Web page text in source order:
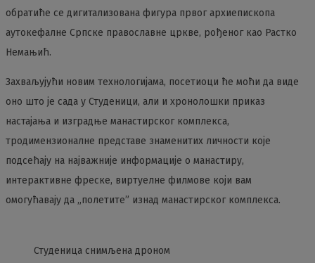
обратиће се дигитализована фигура првог архиепископа
аутокефалне Српске православне цркве, рођеног као Растко
Немањић.
Захваљујући новим технологијама, посетиоци ће моћи да виде
оно што је сада у Студеници, али и хронолошки приказ
настајања и изградње манастирског комплекса,
тродимензионалне представе знаменитих личности које
подсећају на најважније информације о манастиру,
интерактивне фреске, виртуелне филмове који вам
омогућавају да „полетите” изнад манастирског комплекса.
Студеница снимљена дроном